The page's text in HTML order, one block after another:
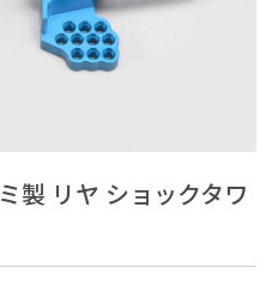
製 リヤ ショックタワ